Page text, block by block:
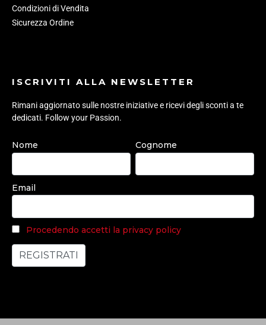
Condizioni di Vendita
Sicurezza Ordine
ISCRIVITI ALLA NEWSLETTER
Rimani aggiornato sulle nostre iniziative e ricevi degli sconti a te
dedicati. Follow your Passion.
Nome Cognome
Email
Procedendo accetti la privacy policy